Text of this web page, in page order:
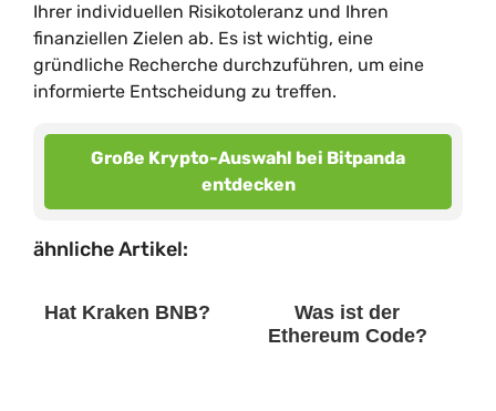
Ihrer individuellen Risikotoleranz und Ihren
finanziellen Zielen ab. Es ist wichtig, eine
gründliche Recherche durchzuführen, um eine
informierte Entscheidung zu treffen.
Große Krypto-Auswahl bei Bitpanda
entdecken
ähnliche Artikel:
Hat Kraken BNB?
Was ist der
Ethereum Code?